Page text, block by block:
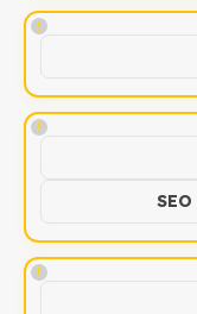
!
!
!